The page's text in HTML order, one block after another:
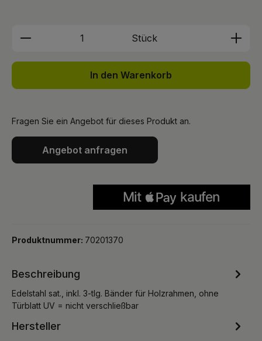
Produkt Anzahl: Gib den
Stück
In den Warenkorb
Fragen Sie ein Angebot für dieses Produkt an.
Angebot anfragen
Produktnummer: 70201370
Beschreibung
Edelstahl sat., inkl. 3-tlg. Bänder für Holzrahmen, ohne
Türblatt UV = nicht verschließbar
Hersteller